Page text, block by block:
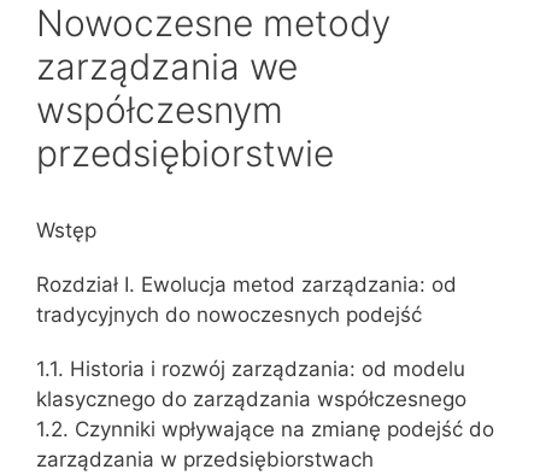
Nowoczesne metody
zarządzania we
współczesnym
przedsiębiorstwie
Wstęp
Rozdział I. Ewolucja metod zarządzania: od
tradycyjnych do nowoczesnych podejść
1.1. Historia i rozwój zarządzania: od modelu
klasycznego do zarządzania współczesnego
1.2. Czynniki wpływające na zmianę podejść do
zarządzania w przedsiębiorstwach